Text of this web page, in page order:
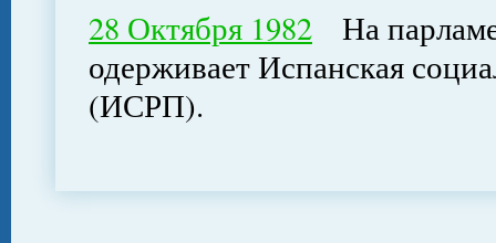
28 Октября 1982 На
одерживает Испанская
(ИСРП).